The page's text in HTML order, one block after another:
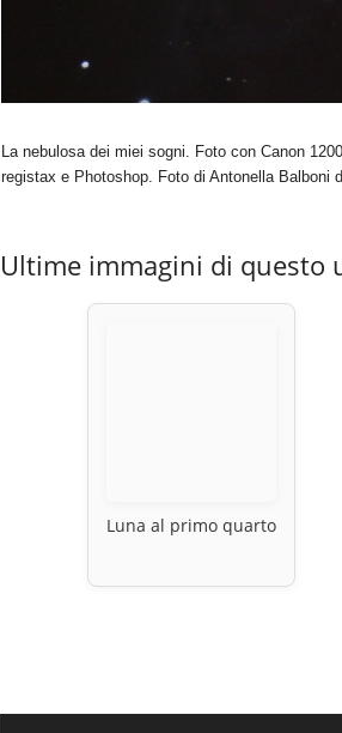
La nebulosa dei miei sogni. Foto con Canon
registax e Photoshop. Foto di Antonella Balboni
Ultime immagini di questo
Luna al primo quarto